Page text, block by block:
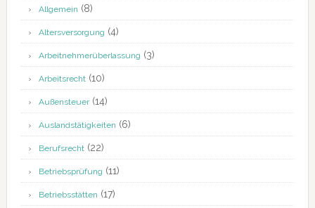
Allgemein (8)
Altersversorgung (4)
Arbeitnehmerüberlassung (3)
Arbeitsrecht(10)
Außensteuer(14)
Auslandstätigkeiten (6)
Berufsrecht(22)
Betriebsprüfung (11)
Betriebsstätten (17)